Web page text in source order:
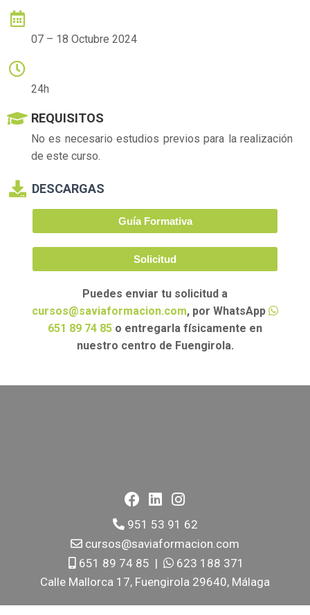
07 – 18 Octubre 2024
24h
REQUISITOS
No es necesario estudios previos para la realización
de este curso.
DESCARGAS
Guía Formativa
Solicitud
Puedes enviar tu solicitud a
cursos@saviaformacion.com, por WhatsApp
651 89 74 85 o entregarla físicamente en
nuestro centro de Fuengirola.
951 53 91 62
cursos@saviaformacion.com
651 89 74 85 |
623 188 371
Calle Mallorca 17, Fuengirola 29640, Málaga